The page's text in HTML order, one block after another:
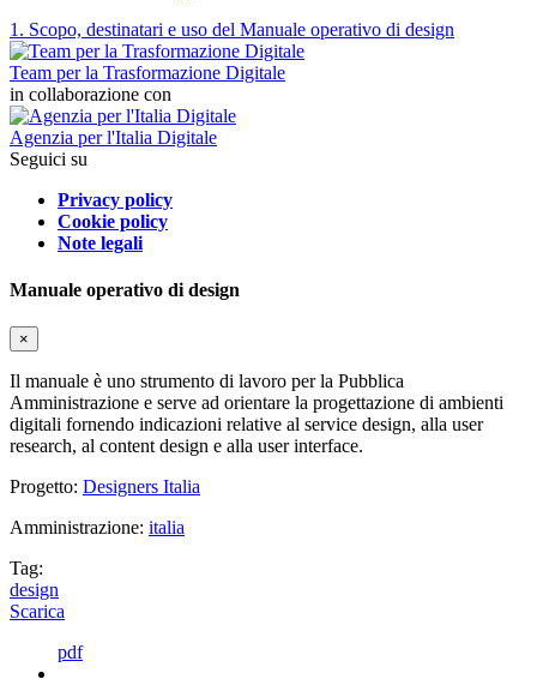
1. Scopo, destinatari e uso del Manuale operativo di design
Team per la Trasformazione Digitale
in collaborazione con
Agenzia per l'Italia Digitale
Seguici su
Privacy policy
Cookie policy
Note legali
Manuale operativo di design
×
Il manuale è uno strumento di lavoro per la Pubblica
Amministrazione e serve ad orientare la progettazione di ambienti
digitali fornendo indicazioni relative al service design, alla user
research, al content design e alla user interface.
Progetto: Designers Italia
Amministrazione: italia
Tag:
design
Scarica
pdf